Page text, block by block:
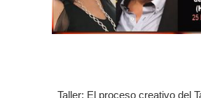
Taller: El proceso creativo del